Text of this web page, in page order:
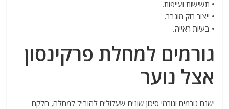
• תשישות ועייפות.
• ייצור רוק מוגבר.
• בעיות ראייה.
גורמים למחלת פרקינסון
אצל נוער
ישנם גורמים וגורמי סיכון שונים שעלולים להוביל למחלה, חלקם